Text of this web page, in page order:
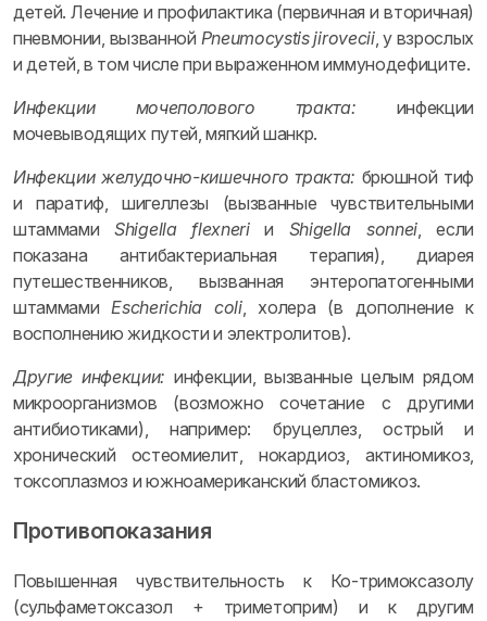
детей. Лечение и профилактика (первичная и вторичная)
пневмонии, вызванной Pneumocystis jirovecii, у взрослых
и детей, в том числе при выраженном иммунодефиците.
Инфекции мочеполового тракта: инфекции
мочевыводящих путей, мягкий шанкр.
Инфекции желудочно-кишечного тракта: брюшной тиф
и паратиф, шигеллезы (вызванные чувствительными
штаммамиShigella flexneriи Shigella sonnei, если
показана антибактериальная терапия), диарея
путешественников, вызванная энтеропатогенными
штаммамиEscherichia coli, холера (в дополнение к
восполнению жидкости и электролитов).
Другие инфекции: инфекции, вызванные целым рядом
микроорганизмов (возможно сочетание с другими
антибиотиками), например: бруцеллез, острый и
хронический остеомиелит, нокардиоз, актиномикоз,
токсоплазмоз и южноамериканский бластомикоз.
Противопоказания
Повышенная чувствительность к Ко-тримоксазолу
(сульфаметоксазол + триметоприм) и к другим